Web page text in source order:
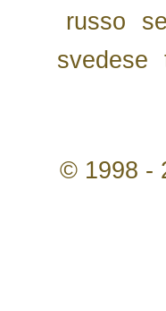
russo
svedese
© 1998 -